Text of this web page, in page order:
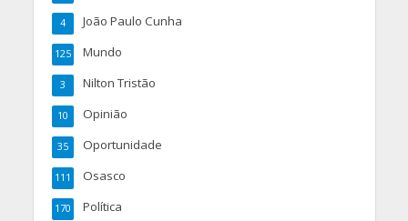
João Paulo Cunha
4
Mundo
125
Nilton Tristão
3
Opinião
10
Oportunidade
35
Osasco
111
Política
170